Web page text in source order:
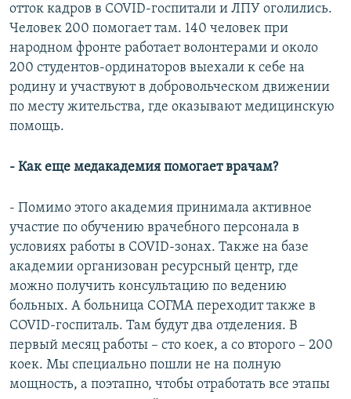
отток кадров в COVID-госпитали и ЛПУ оголились.
Человек 200 помогает там. 140 человек при
народном фронте работает волонтерами и около
200 студентов-ординаторов выехали к себе на
родину и участвуют в добровольческом движении
по месту жительства, где оказывают медицинскую
помощь.
- Как еще медакадемия помогает врачам?
- Помимо этого академия принимала активное
участие по обучению врачебного персонала в
условиях работы в COVID-зонах. Также на базе
академии организован ресурсный центр, где
можно получить консультацию по ведению
больных. А больница СОГМА переходит также в
COVID-госпиталь. Там будут два отделения. В
первый месяц работы – сто коек, а со второго – 200
коек. Мы специально пошли не на полную
мощность, а поэтапно, чтобы отработать все этапы